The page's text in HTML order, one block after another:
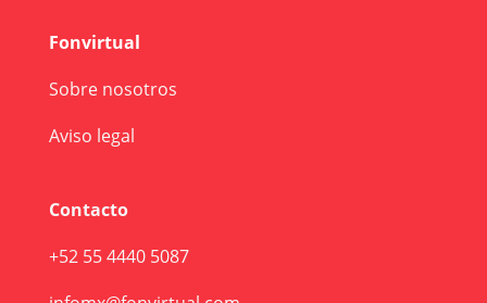
Fonvirtual
Sobre nosotros
Aviso legal
Contacto
+52 55 4440 5087